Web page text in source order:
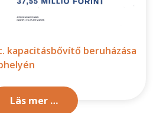
kapacitásbővítő beruházása
Läs mer …